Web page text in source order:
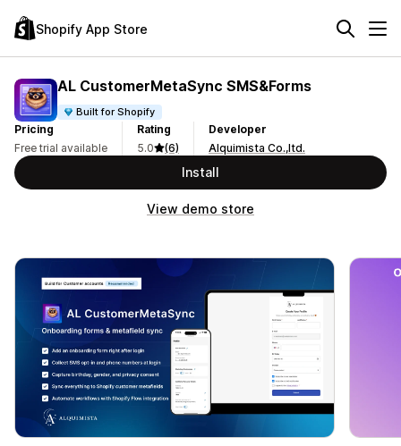
Shopify App Store
AL CustomerMetaSync SMS&Forms
Built for Shopify
Pricing
Free trial available
Rating
5.0
(6)
Developer
Alquimista Co.,ltd.
Install
View demo store